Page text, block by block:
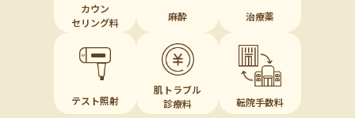
カウン
セリング料
麻酔 治療薬
テスト照射
肌トラブル
診療料
転院手数料